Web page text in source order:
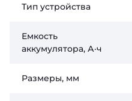
Тип устройства
Емкость
аккумулятора, А·ч
Размеры, мм